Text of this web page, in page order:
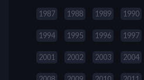
1987 1988 1989 1990
1994 1995 1996 1997
2001 2002 2003 2004